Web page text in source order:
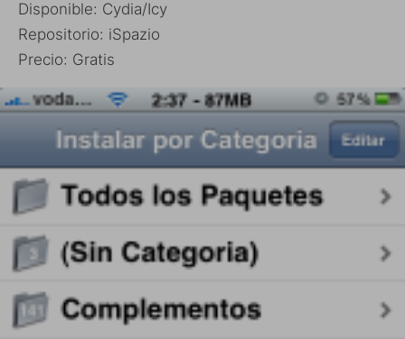
Disponible: Cydia/Icy
Repositorio: iSpazio
Precio: Gratis